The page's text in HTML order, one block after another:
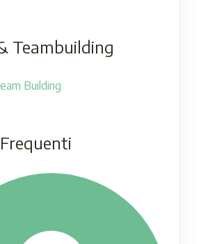
Teambuilding
Building